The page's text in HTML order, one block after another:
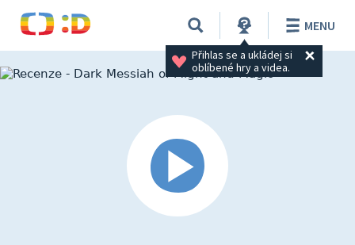
Přihlas se a ukládej si
oblíbené hry a videa.
MENU